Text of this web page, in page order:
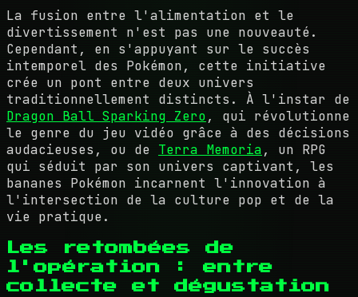
La fusion entre l'alimentation et le
divertissement n'est pas une nouveauté.
Cependant, en s'appuyant sur le succès
intemporel des Pokémon, cette initiative
crée un pont entre deux univers
traditionnellement distincts. À l'instar de
Dragon Ball Sparking Zero, qui révolutionne
le genre du jeu vidéo grâce à des décisions
audacieuses, ou de Terra Memoria, un RPG
qui séduit par son univers captivant, les
bananes Pokémon incarnent l'innovation à
l'intersection de la culture pop et de la
vie pratique.
Les retombées de
l'opération : entre
collecte et dégustation